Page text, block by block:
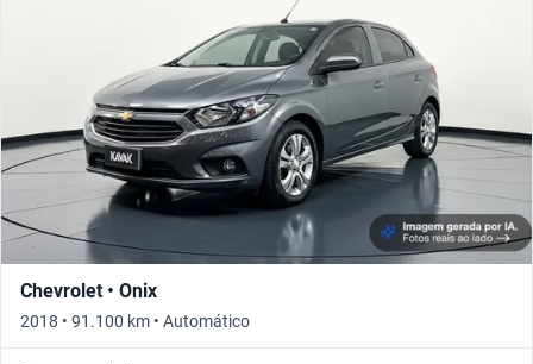
Chevrolet • Onix
2018 • 91.100 km • Automático